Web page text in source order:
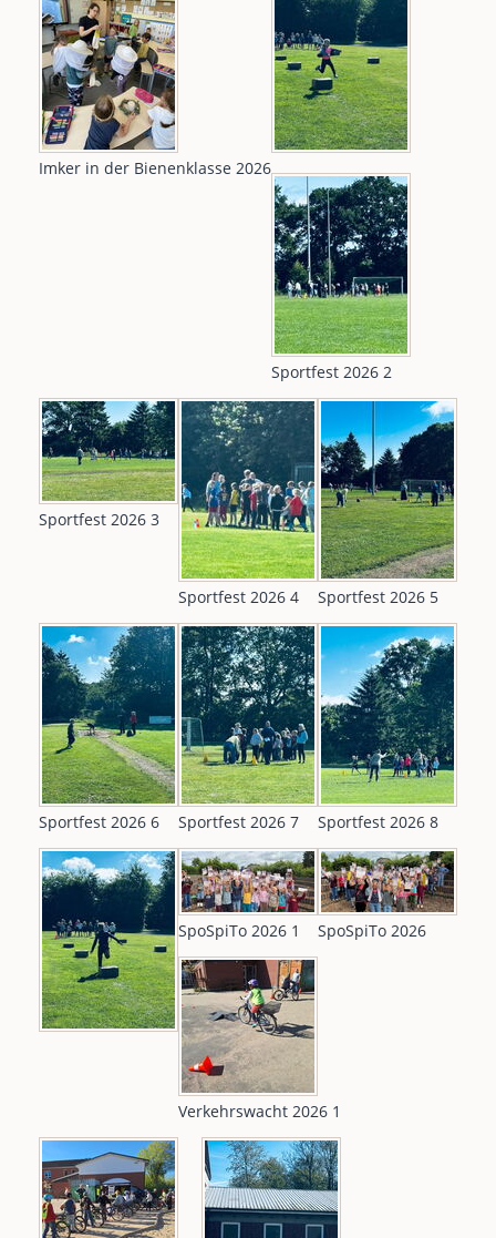
Imker in der Bienenklasse 2026
Sportfest 2026 2
Sportfest 2026 3
Sportfest 2026 4 Sportfest 2026 5
Sportfest 2026 6 Sportfest 2026 7 Sportfest 2026 8
SpoSpiTo 2026 1 SpoSpiTo 2026
Verkehrswacht 2026 1